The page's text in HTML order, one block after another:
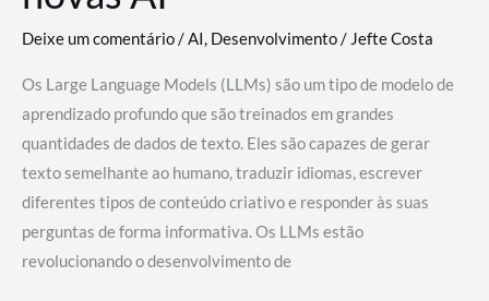
Deixe um comentário/AI, Desenvolvimento/ Jefte Costa
Os Large Language Models (LLMs) são um tipo de modelo de
aprendizado profundo que são treinados em grandes
quantidades de dados de texto. Eles são capazes de gerar
texto semelhante ao humano, traduzir idiomas, escrever
diferentes tipos de conteúdo criativo e responder às suas
perguntas de forma informativa. Os LLMs estão
revolucionando o desenvolvimento de